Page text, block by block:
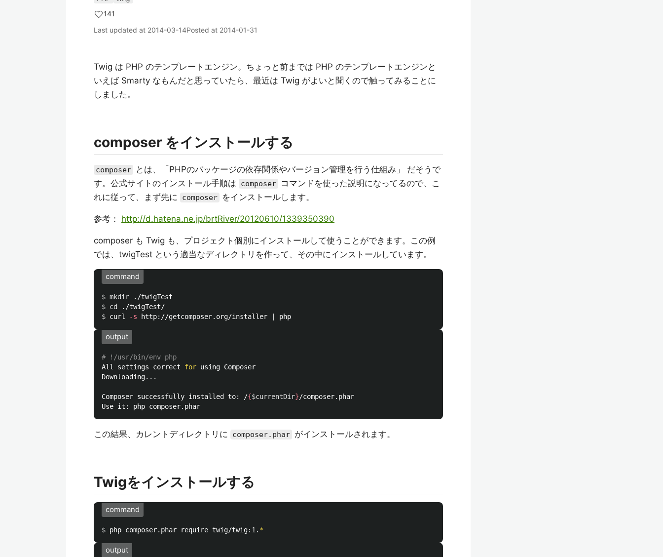
141
Last updated at 2014-03-14Posted at 2014-01-31
Twig は PHP のテンプレートエンジン。ちょっと前までは PHP のテンプレートエンジンと
いえば Smarty なもんだと思っていたら、最近は Twig がよいと聞くので触ってみることに
しました。
composer をインストールする
composer とは、 PHPのパッケージの依存関係やバージョン管理を行う仕組み
だそうで
す。公式サイトのインストール手順は
composer
コマンドを使った説明になってるので、こ
れに従って、まず先に
composer をインストールします。
参考： http://d.hatena.ne.jp/brtRiver/20120610/1339350390
composer も Twig も、プロジェクト個別にインストールして使うことができます。この例
では、twigTest という適当なディレクトリを作って、その中にインストールしています。
command
$ mkdir
$ cd
$ curl -s
output
# !/usr/bin/env php
All settings correct for using Composer
Downloading...
Composer successfully installed to: /{$currentDir}/composer.phar
この結果、カレントディレクトリに composer.phar がインストールされます。
Twigをインストールする
command
$ php composer.phar require twig/twig:1. *
output